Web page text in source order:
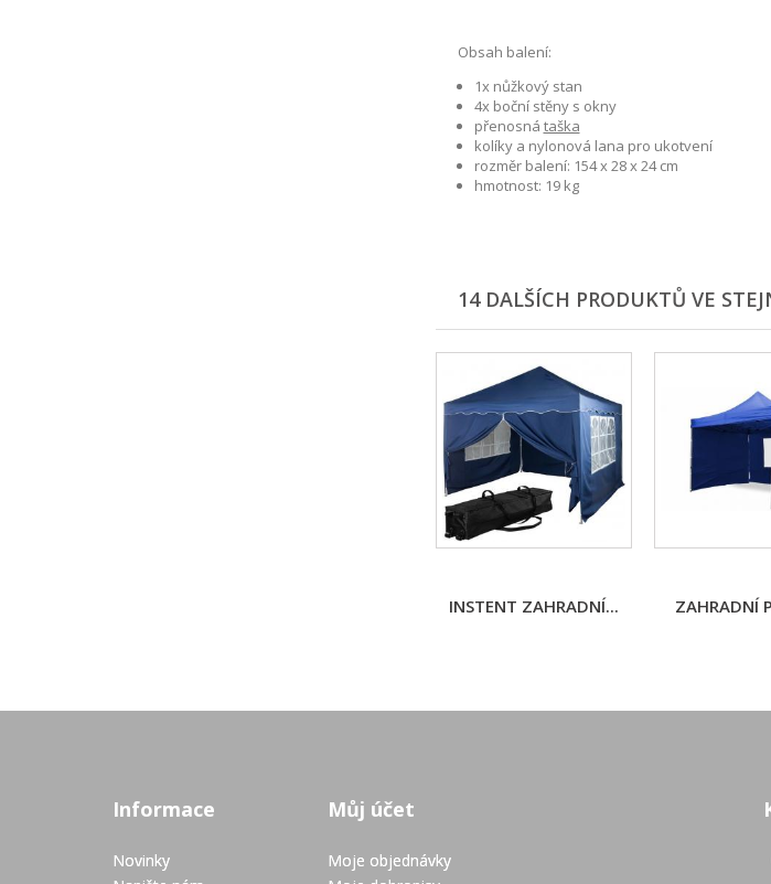
Obsah balení:
1x nůžkový stan
4x boční stěny s okny
přenosná taška
kolíky a nylonová lana pro ukotvení
rozměr balení: 154 x 28 x 24 cm
hmotnost: 19 kg
14 DALŠÍCH PRODUKTŮ VE
INSTENT ZAHRADNÍ... ZAHRADNÍ
Informace
Novinky
Můj účet
Moje objednávky